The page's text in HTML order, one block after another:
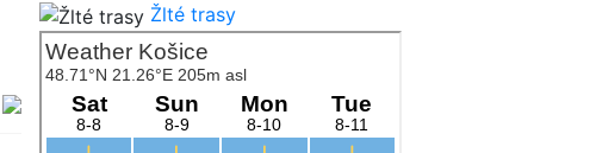
Žlté trasy